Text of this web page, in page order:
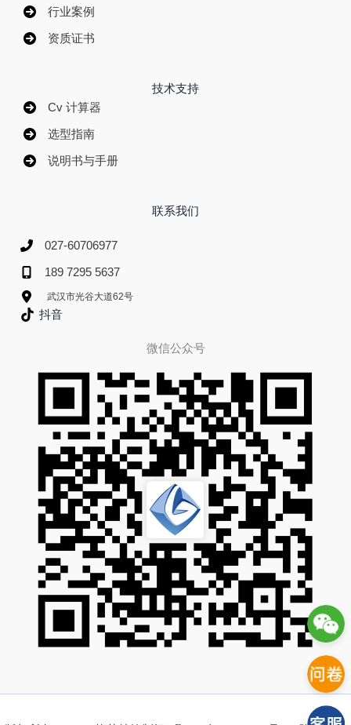
资质证书
选型指南
说明书与手册
189 7295 5637
武汉市光谷大道62号
抖音
隐私政策